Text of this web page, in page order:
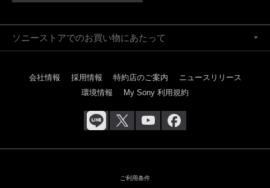
ソニーストアでのお買い物にあたって
会社情報 採用情報 特約店のご案内
ニュースリリース
環境情報
My Sony 利用規約
ご利用条件